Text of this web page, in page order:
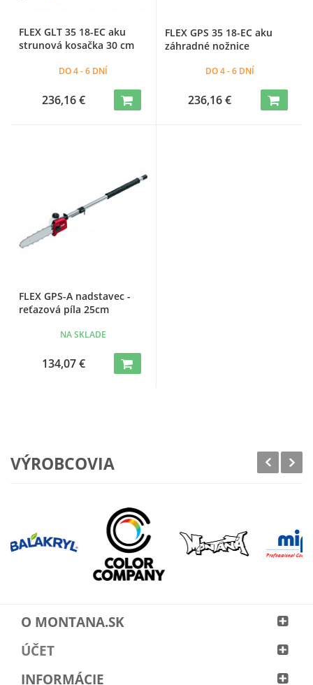
FLEX GLT 35 18-EC aku
strunová kosačka 30 cm
DO 4 - 6 DNÍ
236,16 €
FLEX GPS 35 18-EC aku
záhradné nožnice
DO 4 - 6 DNÍ
236,16 €
FLEX GPS-A nadstavec -
reťazová píla 25cm
NA SKLADE
134,07 €
VÝROBCOVIA
O MONTANA.SK
ÚČET
INFORMÁCIE